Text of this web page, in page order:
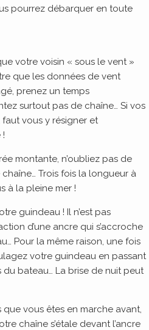
pourrez débarquer en toute
votre voisin « sous le vent »
que les données de vent
prenez un temps
surtout pas de chaîne… Si vos
vous y résigner et
montante, n’oubliez pas de
Trois fois la longueur à
à la pleine mer !
guindeau ! Il n’est pas
d’une ancre qui s’accroche
Pour la même raison, une fois
votre guindeau en passant
bateau… La brise de nuit peut
vous êtes en marche avant,
chaîne s’étale devant l’ancre